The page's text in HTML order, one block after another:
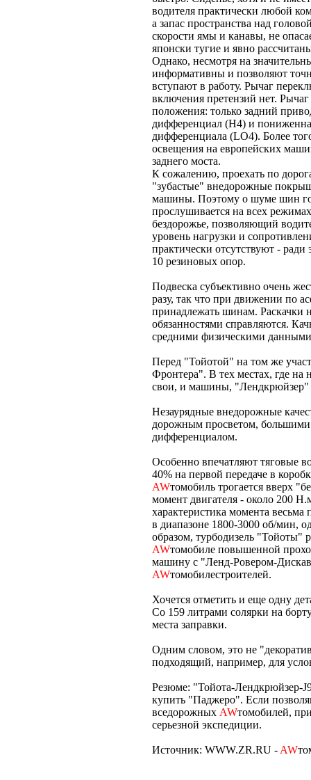
водителя практически любой
а запас пространства над
скорости ямы и канавы, не
японски тугие и явно
Однако, несмотря на
информативны и позволяют
вступают в работу. Рычаг
включения претензий нет.
положения: только задний
дифференциал (Н4) и
дифференциала (LO4). Более
освещения на европейских
заднего моста.
К сожалению, проехать по
"зубастые" внедорожные
машины. Поэтому о шуме шин
прослушивается на всех
бездорожье, позволяющий
уровень нагрузки и
практически отсутствуют -
10 резиновых опор.
Подвеска субъективно очень
разу, так что при движении по
принадлежать шинам. Раскачки
обязанностями справляются.
средними физическими
Перед "Тойотой" на том же
Фронтера". В тех местах, где на
свои, и машины,
Незаурядные внедорожные
дорожным просветом,
дифференциалом.
Особенно впечатляют тяговые
40% на первой передаче в
AWтомобиль трогается вверх
момент двигателя - около 200
характеристика момента
в диапазоне 1800-3000 об/мин,
образом, турбодизель "Тойоты"
AWтомобиле повышенной
машину с "Ленд-Ровером-
AWтомобилестроителей.
Хочется отметить и еще одну
Со 159 литрами солярки на
места заправки.
Одним словом, это не
подходящий, например, для
Резюме: "Тойота-Лендкрюйзер-
купить "Паджеро". Если
вседорожных AWтомобилей,
серьезной экспедиции.
Источник: WWW.ZR.RU - AW